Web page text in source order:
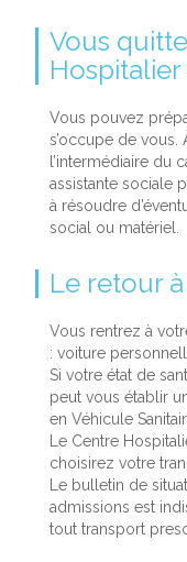
Vous
Vous pouvez
s’occupe de vous.
l’intermédiaire du
assistante sociale
à résoudre
social ou matériel.
Le retour
Vous rentrez à
: voiture
Si votre état de
peut vous établir
en Véhicule
Le Centre
choisirez votre
Le bulletin de
admissions est
tout transport